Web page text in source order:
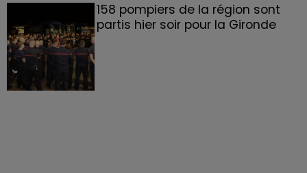
158 pompiers de la région sont
partis hier soir pour la Gironde